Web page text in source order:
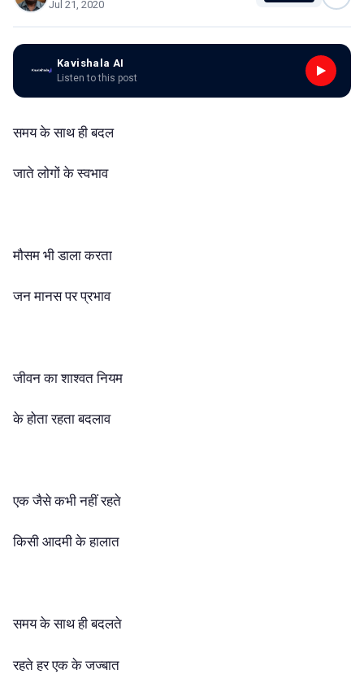
Jul 21, 2020
Kavishala AI
Listen to this post
समय के साथ ही बदल
जाते लोगों के स्वभाव
मौसम भी डाला करता
जन मानस पर प्रभाव
जीवन का शाश्वत नियम
के होता रहता बदलाव
एक जैसे कभी नहीं रहते
किसी आदमी के हालात
समय के साथ ही बदलते
रहते हर एक के जज्बात